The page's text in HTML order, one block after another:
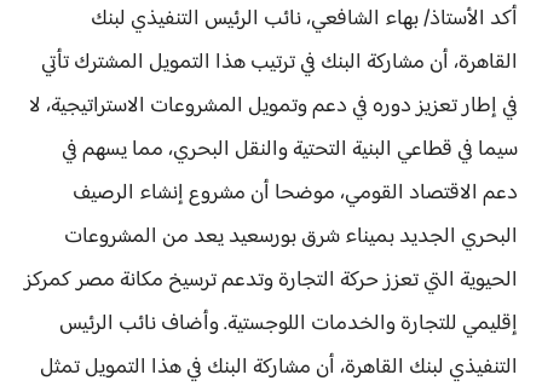
أكد الأستاذ/ بهاء الشافعي، نائب الرئيس التنفيذي لبنك
القاهرة، أن مشاركة البنك في ترتيب هذا التمويل المشترك تأتي
في إطار تعزيز دوره في دعم وتمويل المشروعات الاستراتيجية، لا
سيما في قطاعي البنية التحتية والنقل البحري، مما يسهم في
دعم الاقتصاد القومي، موضحا أن مشروع إنشاء الرصيف
البحري الجديد بميناء شرق بورسعيد يعد من المشروعات
الحيوية التي تعزز حركة التجارة وتدعم ترسيخ مكانة مصر كمركز
إقليمي للتجارة والخدمات اللوجستية. وأضاف نائب الرئيس
التنفيذي لبنك القاهرة، أن مشاركة البنك في هذا التمويل تمثل